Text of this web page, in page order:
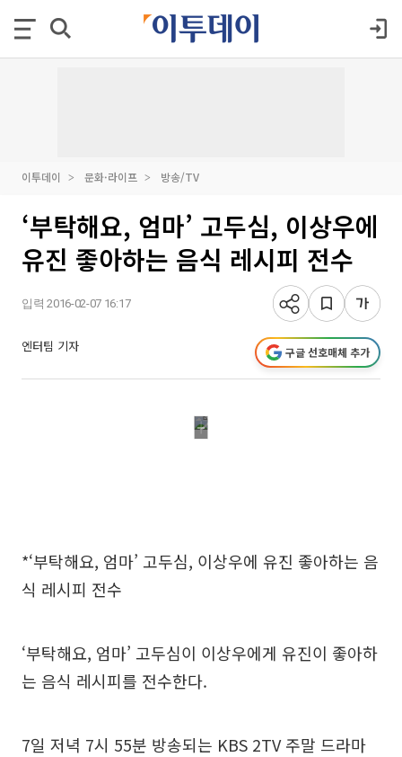
이투데이 문화·라이프 방송/TV
‘부탁해요, 엄마’ 고두심, 이상우에
유진 좋아하는 음식 레시피 전수
입력 2016-02-07 16:17
엔터팀 기자 구글 선호매체 추가
*‘부탁해요, 엄마’ 고두심, 이상우에 유진 좋아하는 음
식 레시피 전수
‘부탁해요, 엄마’ 고두심이 이상우에게 유진이 좋아하
는 음식 레시피를 전수한다.
7일 저녁 7시 55분 방송되는 KBS 2TV 주말 드라마